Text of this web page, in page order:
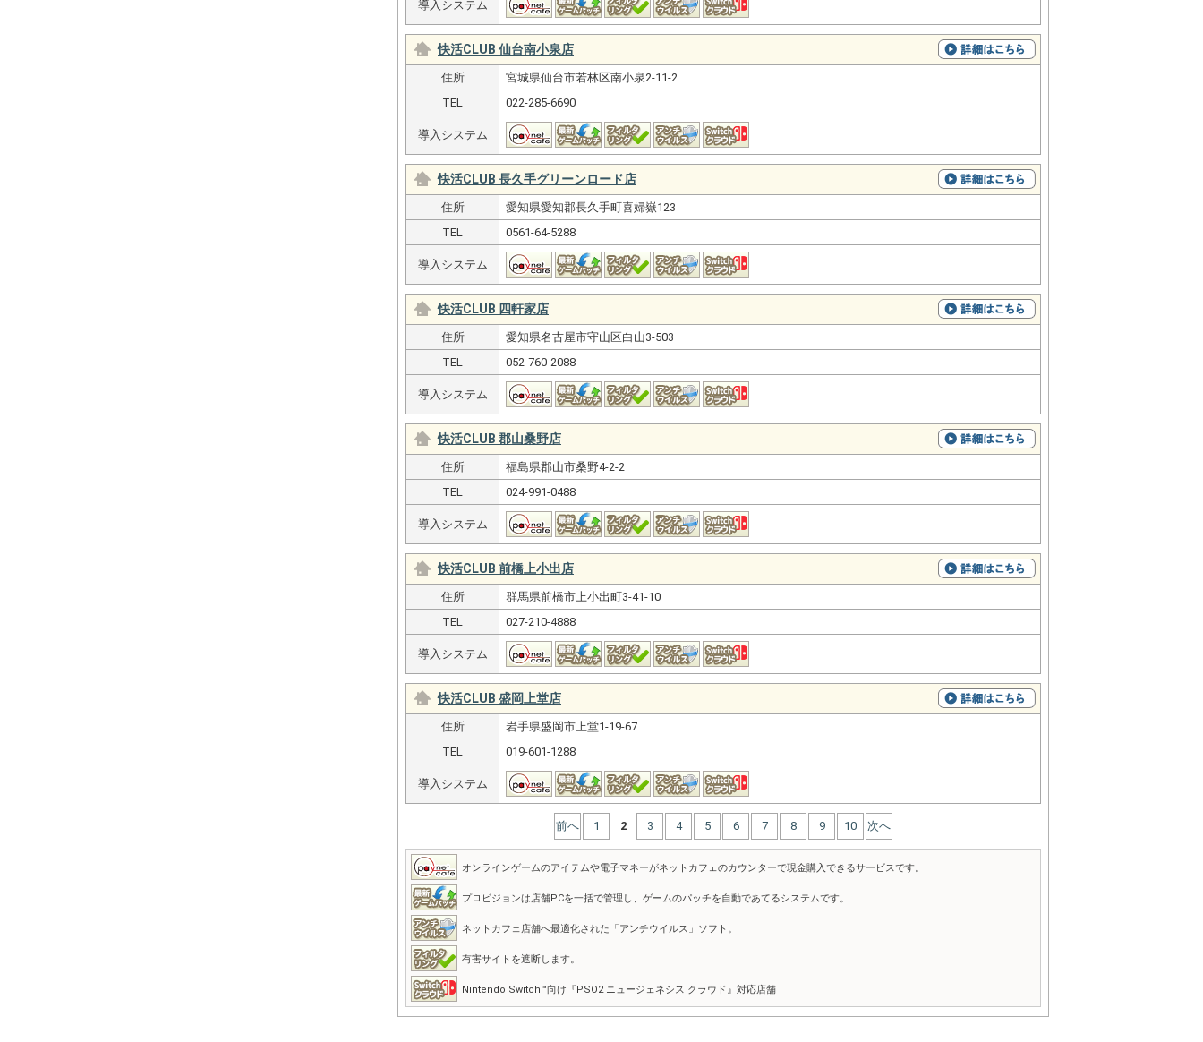
導入システム
快活CLUB 仙台南小泉店
住所
宮城県仙台市若林区南小泉2-11-2
TEL
022-285-6690
導入システム
快活CLUB 長久手グリーンロード店
住所
愛知県愛知郡長久手町喜婦嶽123
TEL
0561-64-5288
導入システム
快活CLUB 四軒家店
住所
愛知県名古屋市守山区白山3-503
TEL
052-760-2088
導入システム
快活CLUB 郡山桑野店
住所
福島県郡山市桑野4-2-2
TEL
024-991-0488
導入システム
快活CLUB 前橋上小出店
住所
群馬県前橋市上小出町3-41-10
TEL
027-210-4888
導入システム
快活CLUB 盛岡上堂店
住所
岩手県盛岡市上堂1-19-67
TEL
019-601-1288
導入システム
前へ 1 2 3 4 5 6 7 8 9 10 次へ
オンラインゲームのアイテムや電子マネーがネットカフェのカウンターで現金購入できるサービスです。
プロビジョンは店舗PCを一括で管理し、ゲームのパッチを自動であてるシステムです。
ネットカフェ店舗へ最適化された「アンチウイルス」ソフト。
有害サイトを遮断します。
Nintendo Switch™向け『PSO2 ニュージェネシス クラウド』対応店舗